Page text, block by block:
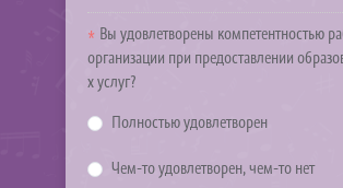
Вы удовлетворены компетентностью
организации при предоставлении
х услуг?
Полностью удовлетворен
Чем-то удовлетворен, чем-то нет